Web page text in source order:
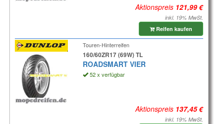
Aktionspreis
inkl. 19% MwSt.
Reifen kaufen
Touren-Hinterreifen
160/60ZR17 (69W) TL
ROADSMART VIER
52 x verfügbar
Aktionspreis
inkl. 19% MwSt.